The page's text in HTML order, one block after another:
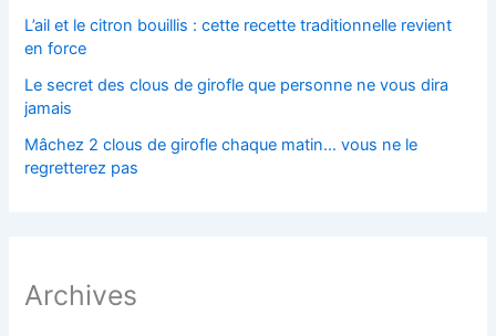
L’ail et le citron bouillis : cette recette traditionnelle revient
en force
Le secret des clous de girofle que personne ne vous dira
jamais
Mâchez 2 clous de girofle chaque matin… vous ne le
regretterez pas
Archives